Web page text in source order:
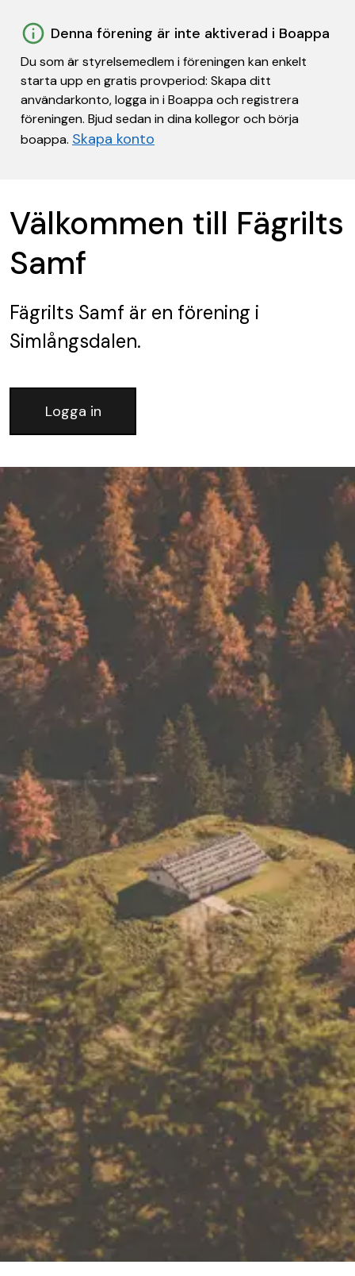
Denna förening är inte aktiverad i Boappa
Du som är styrelsemedlem i föreningen kan enkelt
starta upp en gratis provperiod: Skapa ditt
användarkonto, logga in i Boappa och registrera
föreningen. Bjud sedan in dina kollegor och börja
boappa. Skapa konto
Välkommen till Fägrilts
Samf
Fägrilts Samf är en förening i
Simlångsdalen.
Logga in